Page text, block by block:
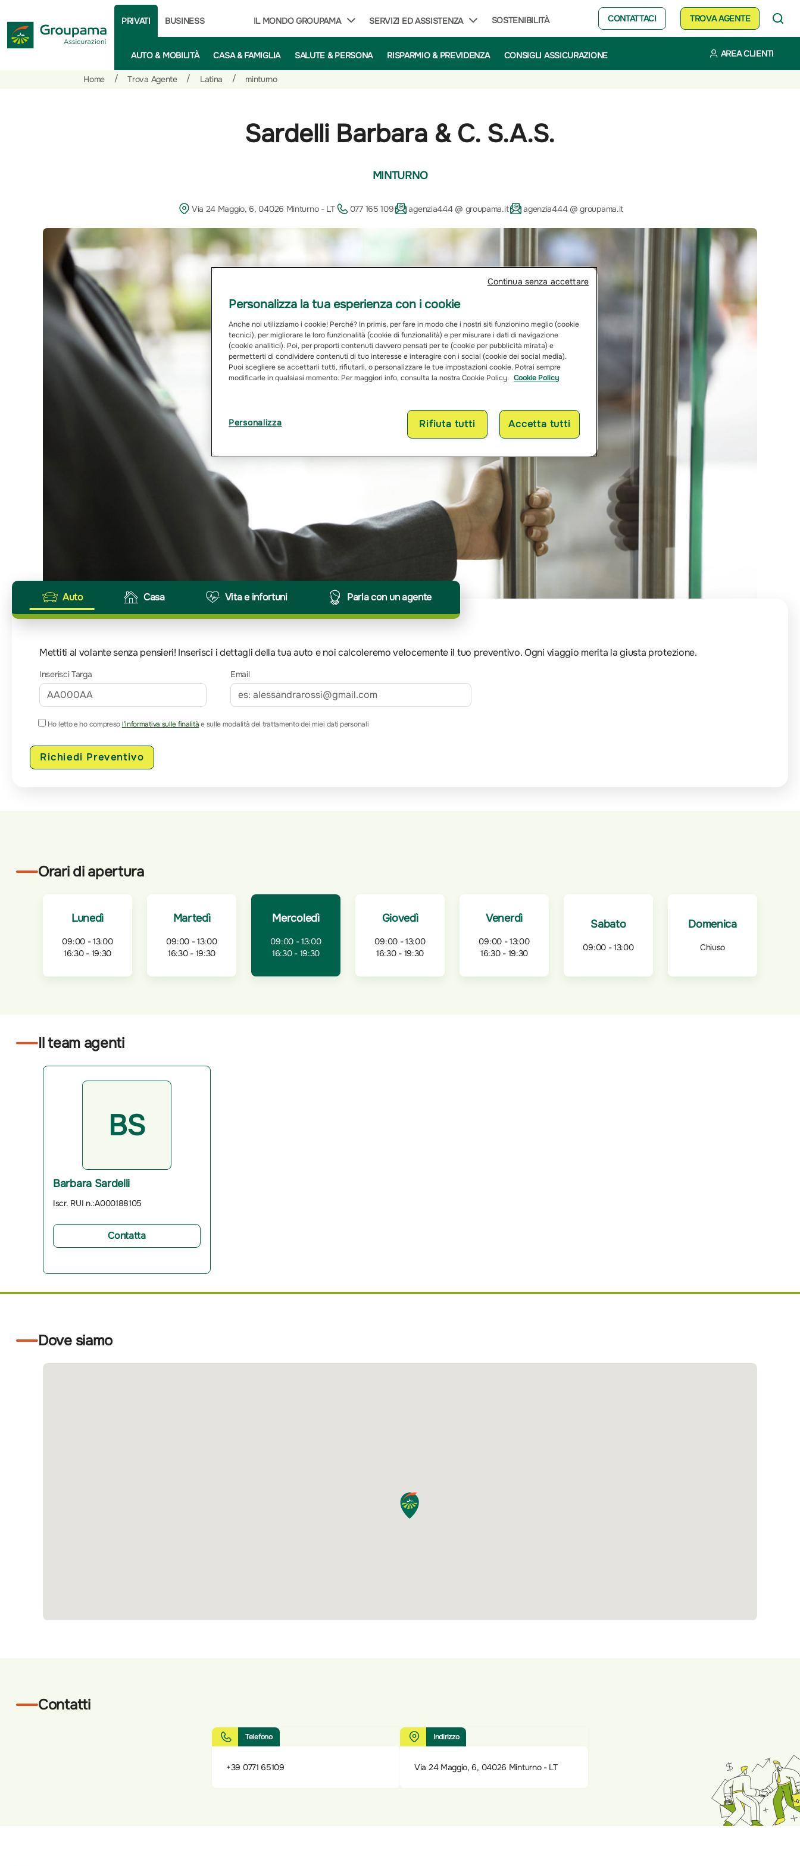
PRIVATI BUSINESS IL MONDO GROUPAMA SERVIZI ED ASSISTENZA SOSTENIBILITÀ CONTATTACI TROVA AGENTE
AUTO & MOBILITÀ CASA & FAMIGLIA SALUTE & PERSONA RISPARMIO & PREVIDENZA CONSIGLI ASSICURAZIONE AREA CLIENTI
Home / Trova Agente / Latina / minturno
Sardelli Barbara & C. S.A.S.
MINTURNO
Via 24 Maggio, 6, 04026 Minturno - LT 077 165 109 agenzia444 @ groupama.it agenzia444 @ groupama.it
Auto Casa Vita e infortuni Parla con un agente
Mettiti al volante senza pensieri! Inserisci i dettagli della tua auto e noi calcoleremo velocemente il tuo preventivo. Ogni viaggio merita la giusta protezione.
Inserisci Targa Email
Ho letto e ho compresol’informativa sulle finalitàe sulle modalità del trattamento dei miei dati personali
Richiedi Preventivo
Orari di apertura
Lunedì
09:00 - 13:00
16:30 - 19:30
Martedì
09:00 - 13:00
16:30 - 19:30
Mercoledì
09:00 - 13:00
16:30 - 19:30
Giovedì
09:00 - 13:00
16:30 - 19:30
Venerdì
09:00 - 13:00
16:30 - 19:30
Sabato
09:00 - 13:00
Domenica
Chiuso
Il team agenti
BS
Barbara Sardelli
Iscr. RUI n.:A000188105
Contatta
Dove siamo
Contatti
Telefono
+39 0771 65109
Indirizzo
Via 24 Maggio, 6, 04026 Minturno - LT
Personalizza la tua esperienza con i cookie
Anche noi utilizziamo i cookie! Perché? In primis, per fare in modo che i nostri siti funzionino meglio (cookie
tecnici), per migliorare le loro funzionalità (cookie di funzionalità) e per misurare i dati di navigazione
(cookie analitici). Poi, per proporti contenuti davvero pensati per te (cookie per pubblicità mirata) e
permetterti di condividere contenuti di tuo interesse e interagire con i social (cookie dei social media).
Puoi scegliere se accettarli tutti, rifiutarli, o personalizzare le tue impostazioni cookie. Potrai sempre
modificarle in qualsiasi momento. Per maggiori info, consulta la nostra Cookie Policy. Cookie Policy
Rifiuta tutti Accetta tutti
Personalizza
Continua senza accettare